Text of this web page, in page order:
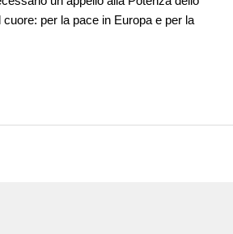
per la pace in Europa e per la